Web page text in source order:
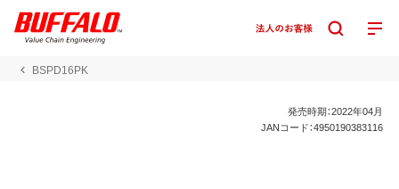
BSPD16PK
発売時期：2022年04月
JANコード：4950190383116